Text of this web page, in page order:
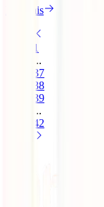
Ler mais
1
...
37
38
39
...
42